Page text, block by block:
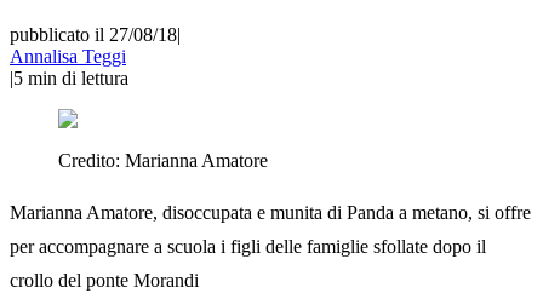
pubblicato il 27/08/18|
Annalisa Teggi
|5 min di lettura
Credito: Marianna Amatore
Marianna Amatore, disoccupata e munita di Panda a metano, si offre
per accompagnare a scuola i figli delle famiglie sfollate dopo il
crollo del ponte Morandi